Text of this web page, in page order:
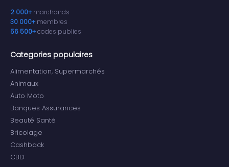
2 000+ marchands
30 000+ membres
56 500+codes publies
Categories populaires
Alimentation, Supermarchés
Animaux
Auto Moto
Banques Assurances
Beauté Santé
Bricolage
Cashback
CBD